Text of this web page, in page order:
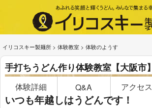
イリコスキー製麺所 > 体験教室 > 体験のようす
手打ちうどん作り体験教室【大阪市】
体験詳細 Q&A アクセス
いつも年越しはうどんです！